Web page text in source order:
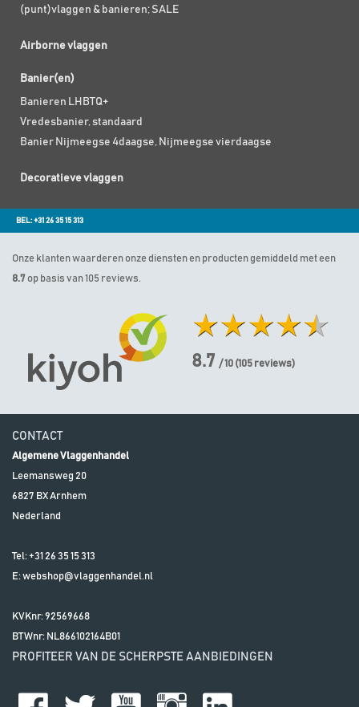
(punt)vlaggen & banieren; SALE
Airborne vlaggen
Banier(en)
Banieren LHBTQ+
Vredesbanier, standaard
Banier Nijmeegse 4daagse, Nijmeegse vierdaagse
Decoratieve vlaggen
BEL: +31 26 35 15 313
Onze klanten waarderen onze diensten en producten gemiddeld met een
8.7 op basis van 105 reviews.
8.7 / 10 (105 reviews)
CONTACT
Algemene Vlaggenhandel
Leemansweg 20
6827 BXArnhem
Nederland
Tel: +31 26 35 15 313
E:webshop@vlaggenhandel.nl
KVKnr: 92569668
BTWnr: NL866102164B01
PROFITEER VAN DE SCHERPSTE AANBIEDINGEN